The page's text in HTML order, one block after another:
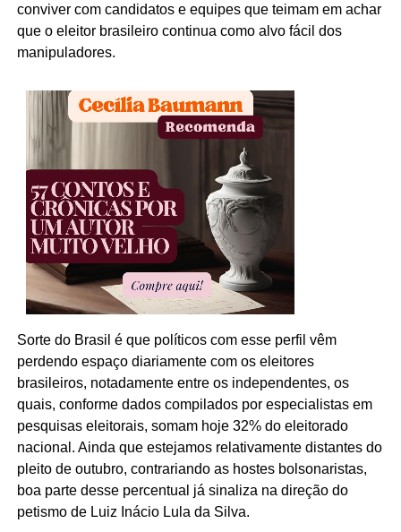
conviver com candidatos e equipes que teimam em achar
que o eleitor brasileiro continua como alvo fácil dos
manipuladores.
Sorte do Brasil é que políticos com esse perfil vêm
perdendo espaço diariamente com os eleitores
brasileiros, notadamente entre os independentes, os
quais, conforme dados compilados por especialistas em
pesquisas eleitorais, somam hoje 32% do eleitorado
nacional. Ainda que estejamos relativamente distantes do
pleito de outubro, contrariando as hostes bolsonaristas,
boa parte desse percentual já sinaliza na direção do
petismo de Luiz Inácio Lula da Silva.